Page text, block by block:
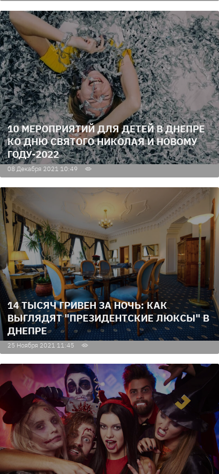
10 МЕРОПРИЯТИЙ ДЛЯ ДЕТЕЙ В ДНЕПРЕ
КО ДНЮ СВЯТОГО НИКОЛАЯ И НОВОМУ
ГОДУ-2022
08 Декабря 2021 10:49
14 ТЫСЯЧ ГРИВЕН ЗА НОЧЬ: КАК
ВЫГЛЯДЯТ "ПРЕЗИДЕНТСКИЕ ЛЮКСЫ" В
ДНЕПРЕ
25 Ноября 2021 11:45